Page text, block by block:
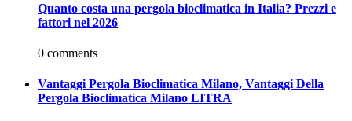
Quanto costa una pergola bioclimatica in Italia? Prezzi e
fattori nel 2026
0 comments
Vantaggi Pergola Bioclimatica Milano, Vantaggi Della
Pergola Bioclimatica Milano LITRA